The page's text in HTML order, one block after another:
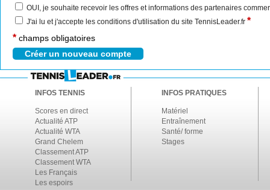
OUI, je souhaite recevoir les offres et informations des partenaires
J'ai lu et j'accepte les conditions d'utilisation du site TennisLeader.fr *
* champs obligatoires
INFOS TENNIS
Scores en direct
Actualité ATP
Actualité WTA
Grand Chelem
Classement ATP
Classement WTA
Les Français
Les espoirs
INFOS PRATIQUES
Matériel
Entraînement
Santé/ forme
Stages